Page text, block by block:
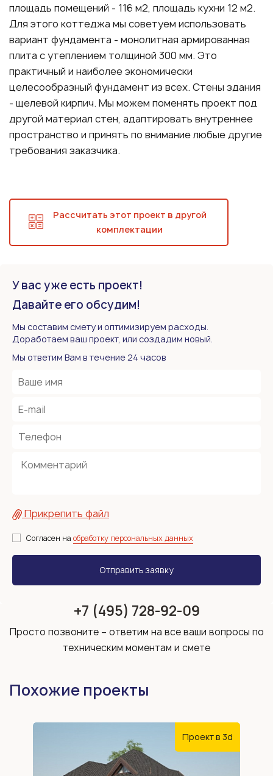
площадь помещений - 116 м2, площадь кухни 12 м2.
Для этого коттеджа мы советуем использовать
вариант фундамента - монолитная армированная
плита с утеплением толщиной 300 мм. Это
практичный и наиболее экономически
целесообразный фундамент из всех. Стены здания
- щелевой кирпич. Мы можем поменять проект под
другой материал стен, адаптировать внутреннее
пространство и принять по внимание любые другие
требования заказчика.
Рассчитать этот проект в другой
комплектации
У вас уже есть проект!
Давайте его обсудим!
Мы составим смету и оптимизируем расходы.
Доработаем ваш проект, или создадим новый.
Мы ответим Вам в течение 24 часов
Прикрепить файл
Согласен на обработку персональных данных
+7 (495) 728-92-09
Просто позвоните – ответим на все ваши вопросы по
техническим моментам и смете
Похожие проекты
Проект в 3d